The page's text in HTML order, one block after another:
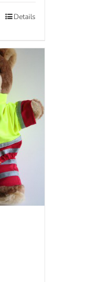
Details